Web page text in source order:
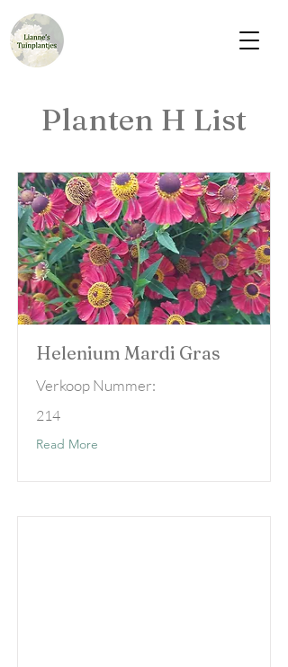
Planten H List
Helenium Mardi Gras
Verkoop Nummer:
214
Read More